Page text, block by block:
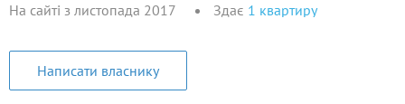
На сайті з листопада 2017 Здає 1 квартиру
Написати власнику